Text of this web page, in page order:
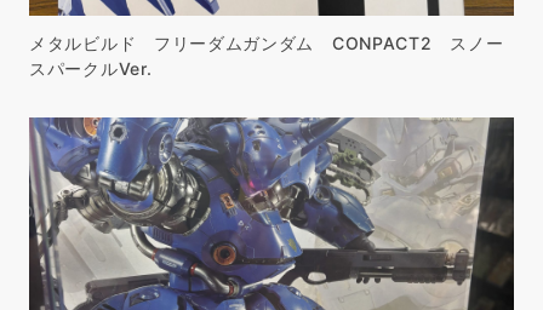
メタルビルド フリーダムガンダム CONPACT2 スノー
スパークルVer.